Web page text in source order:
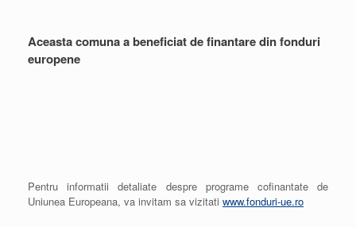
Aceasta comuna a beneficiat de finantare din fonduri
europene
Pentru informatii detaliate despre programe cofinantate de
Uniunea Europeana, va invitam sa vizitati www.fonduri-ue.ro